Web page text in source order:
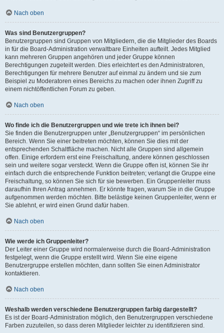
Nach oben
Was sind Benutzergruppen?
Benutzergruppen sind Gruppen von Mitgliedern, die die Mitglieder des Boards
in für die Board-Administration verwaltbare Einheiten aufteilt. Jedes Mitglied
kann mehreren Gruppen angehören und jeder Gruppe können
Berechtigungen zugeteilt werden. Dies erleichtert es den Administratoren,
Berechtigungen für mehrere Benutzer auf einmal zu ändern und sie zum
Beispiel zu Moderatoren eines Bereichs zu machen oder ihnen Zugriff zu
einem nichtöffentlichen Forum zu geben.
Nach oben
Wo finde ich die Benutzergruppen und wie trete ich ihnen bei?
Sie finden die Benutzergruppen unter „Benutzergruppen“ im persönlichen
Bereich. Wenn Sie einer beitreten möchten, können Sie dies mit der
entsprechenden Schaltfläche machen. Nicht alle Gruppen sind allgemein
offen. Einige erfordern erst eine Freischaltung, andere können geschlossen
sein und weitere sogar versteckt. Wenn die Gruppe offen ist, können Sie ihr
einfach durch die entsprechende Funktion beitreten; verlangt die Gruppe eine
Freischaltung, so können Sie sich für sie bewerben. Ein Gruppenleiter muss
daraufhin Ihren Antrag annehmen. Er könnte fragen, warum Sie in die Gruppe
aufgenommen werden möchten. Bitte belästige keinen Gruppenleiter, wenn er
Sie ablehnt, er wird einen Grund dafür haben.
Nach oben
Wie werde ich Gruppenleiter?
Der Leiter einer Gruppe wird normalerweise durch die Board-Administration
festgelegt, wenn die Gruppe erstellt wird. Wenn Sie eine eigene
Benutzergruppe erstellen möchten, dann sollten Sie einen Administrator
kontaktieren.
Nach oben
Weshalb werden verschiedene Benutzergruppen farbig dargestellt?
Es ist der Board-Administration möglich, den Benutzergruppen verschiedene
Farben zuzuteilen, so dass deren Mitglieder leichter zu identifizieren sind.